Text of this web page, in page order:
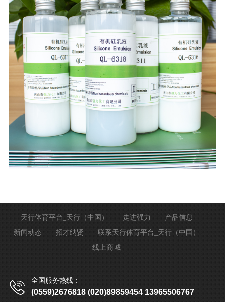
天行体育平台_天行（中国） 走进强力
产品信息
新闻动态
招才纳贤
联系天行体育平台_天行（中国）
线上商城
全国服务热线：
(0559)2676818 (020)89859454 13965506767